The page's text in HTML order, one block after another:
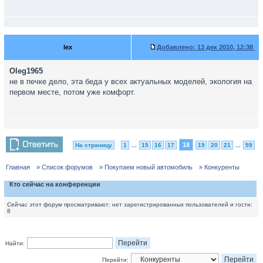
lex Добавлено: 13 дек 2010, 12:38
Oleg1965
не в печке дело, эта беда у всех актуальных моделей, экология на
первом месте, потом уже комфорт.
На страницу 1 15 16 17 18 19 20 21 59
Главная » Список форумов » Покупаем новый автомобиль » Конкуренты
Кто сейчас на конференции
Сейчас этот форум просматривают: нет зарегистрированных пользователей и гости:
8
Найти:
Перейти: